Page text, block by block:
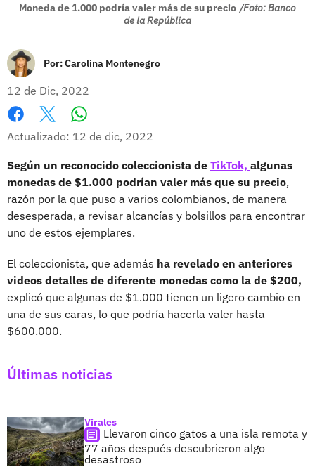
Moneda de 1.000 podría valer más de su precio /Foto: Banco
de la República
Por:Carolina Montenegro
12 de Dic, 2022
Facebook
X
Actualizado: 12 de dic, 2022
Según un reconocido coleccionista de TikTok, algunas
monedas de $1.000 podrían valer más que su precio,
razón por la que puso a varios colombianos, de manera
desesperada, a revisar alcancías y bolsillos para encontrar
uno de estos ejemplares.
El coleccionista, que además ha revelado en anteriores
videos detalles de diferente monedas como la de $200,
explicó que algunas de $1.000 tienen un ligero cambio en
una de sus caras, lo que podría hacerla valer hasta
$600.000.
Últimas noticias
Virales
Llevaron cinco gatos a una isla remota y
77 años después descubrieron algo
desastroso